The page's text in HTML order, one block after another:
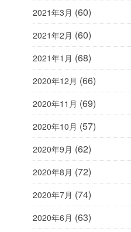
2021年3月 (60)
2021年2月 (60)
2021年1月 (68)
2020年12月 (66)
2020年11月 (69)
2020年10月 (57)
2020年9月 (62)
2020年8月 (72)
2020年7月 (74)
2020年6月 (63)